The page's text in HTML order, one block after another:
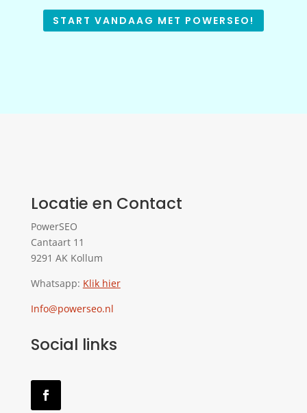
START VANDAAG MET POWERSEO!
Locatie en Contact
PowerSEO
Cantaart 11
9291 AK Kollum
Whatsapp: Klik hier
Info@powerseo.nl
Social links